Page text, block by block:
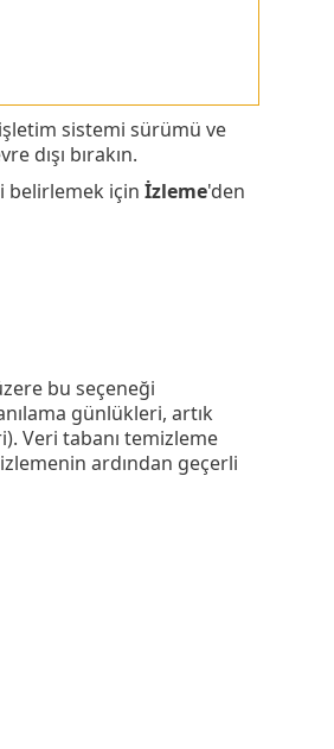
sistemi sürümü ve
dışı bırakın.
belirlemek için İzleme'den
bu seçeneği
günlükleri, artık
Veri tabanı temizleme
ardından geçerli